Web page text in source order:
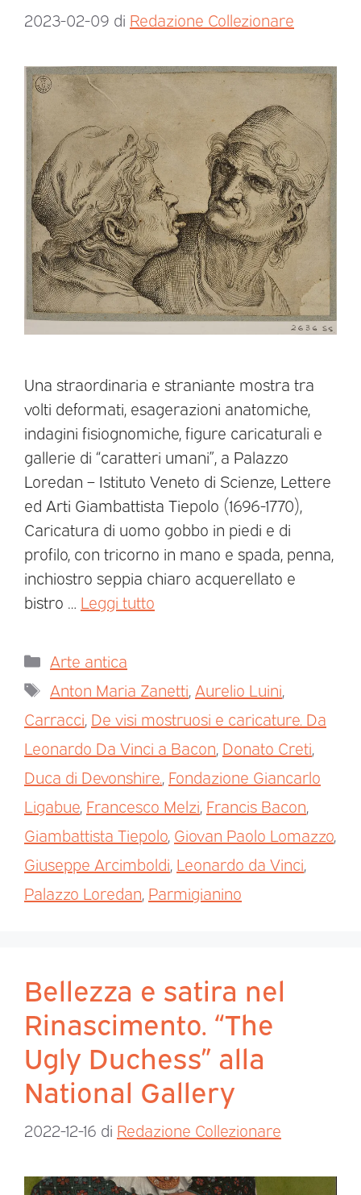
2023-02-09 di Redazione Collezionare
Una straordinaria e straniante mostra tra
volti deformati, esagerazioni anatomiche,
indagini fisiognomiche, figure caricaturali e
gallerie di “caratteri umani”, a Palazzo
Loredan – Istituto Veneto di Scienze, Lettere
ed Arti Giambattista Tiepolo (1696-1770),
Caricatura di uomo gobbo in piedi e di
profilo, con tricorno in mano e spada, penna,
inchiostro seppia chiaro acquerellato e
bistro … Leggi tutto
Arte antica
Anton Maria Zanetti Aurelio Luini
Carracci De visi mostruosi e caricature. Da
Leonardo Da Vinci a Bacon Donato Creti
Duca di Devonshire. Fondazione Giancarlo
Ligabue Francesco Melzi Francis Bacon
Giambattista Tiepolo Giovan Paolo Lomazzo
Giuseppe Arcimboldi Leonardo da Vinci
Palazzo Loredan Parmigianino
Bellezza e satira nel
Rinascimento. “The
Ugly Duchess” alla
National Gallery
2022-12-16 di Redazione Collezionare